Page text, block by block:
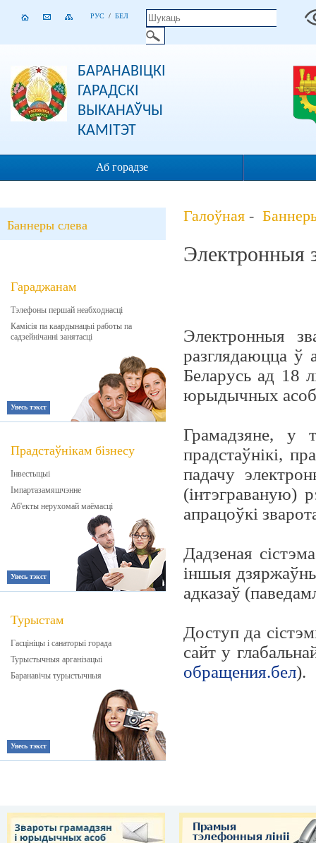
РУС / БЕЛ
БАРАНАВІЦКІ
ГАРАДСКІ
ВЫКАНАЎЧЫ
КАМІТЭТ
Аб горадзе
Баннеры слева
Гараджанам
Тэлефоны першай неабходнасці
Камісія па каардынацыі работы па
садзейнічанні занятасці
Увесь тэкст
Прадстаўнікам бізнесу
Інвестыцыі
Імпартазамяшчэнне
Аб'екты нерухомай маёмасці
Увесь тэкст
Турыстам
Гасцініцы і санаторыі горада
Турыстычныя арганізацыі
Баранавічы турыстычныя
Увесь тэкст
Галоўная -
Электронныя
Электронныя
разглядаюцца ў
Беларусь ад 18
юрыдычных
Грамадзяне, у
прадстаўнікі,
падачу
(інтэграваную)
апрацоўкі
Дадзеная
іншыя
адказаў
Доступ да
сайт у
обращения.бел).